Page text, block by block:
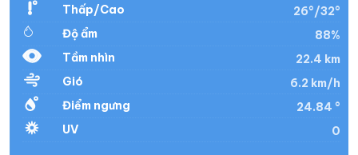
Thấp/Cao
26°/32°
Độ ẩm
88%
Tầm nhìn
22.4 km
Gió
6.2 km/h
Điểm ngưng
24.84 °
UV
0